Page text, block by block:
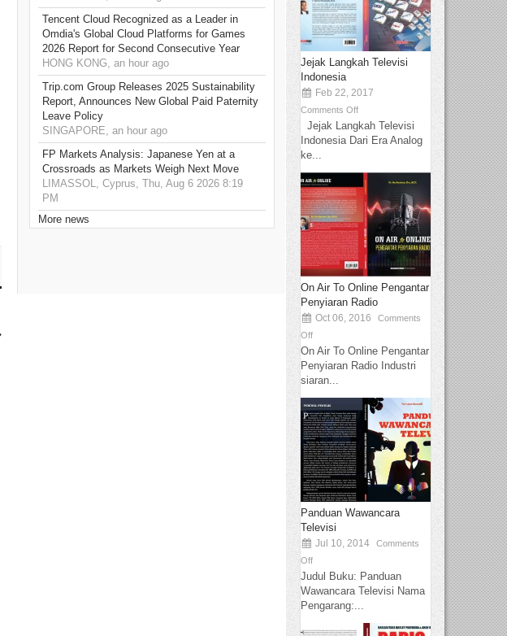
Tencent Cloud Recognized as a Leader in
Omdia's Global Cloud Platforms for Games
2026 Report for Second Consecutive Year
HONG KONG, an hour ago
Trip.com Group Releases 2025 Sustainability
Report, Announces New Global Paid Paternity
Leave Policy
SINGAPORE, an hour ago
FP Markets Analysis: Japanese Yen at a
Crossroads as Markets Weigh Next Move
LIMASSOL, Cyprus, Thu, Aug 6 2026 8:19
PM
More news
Jejak Langkah Televisi
Indonesia
Feb 22, 2017
Comments Off
Jejak Langkah Televisi
Indonesia Dari Era Analog
ke...
On Air To Online Pengantar
Penyiaran Radio
Oct 06, 2016
Comments
Off
On Air To Online Pengantar
Penyiaran Radio Industri
siaran...
Panduan Wawancara
Televisi
Jul 10, 2014
Comments
Off
Judul Buku: Panduan
Wawancara Televisi Nama
Pengarang:...